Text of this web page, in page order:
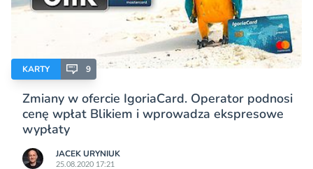
KARTY 9
Zmiany w ofercie IgoriaCard. Operator podnosi
cenę wpłat Blikiem i wprowadza ekspresowe
wypłaty
JACEK URYNIUK
25.08.2020 17:21